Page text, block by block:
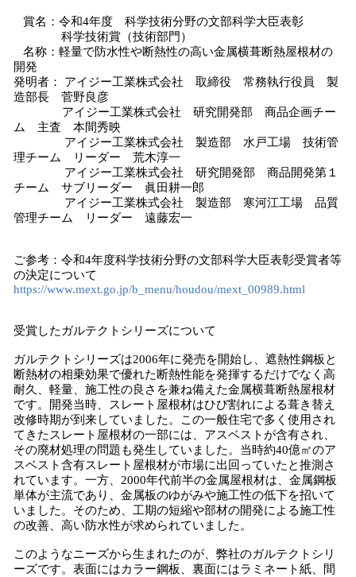
賞名：令和4年度 科学技術分野の文部科学大臣表彰
科学技術賞（技術部門）
名称：軽量で防水性や断熱性の高い金属横葺断熱屋根材の
開発
発明者： アイジー工業株式会社 取締役 常務執行役員 製
造部長 菅野良彦
アイジー工業株式会社 研究開発部 商品企画チー
ム 主査 本間秀映
アイジー工業株式会社 製造部 水戸工場 技術管
理チーム リーダー 荒木淳一
アイジー工業株式会社 研究開発部 商品開発第１
チーム サブリーダー 眞田耕一郎
アイジー工業株式会社 製造部 寒河江工場 品質
管理チーム リーダー 遠藤宏一
ご参考：令和4年度科学技術分野の文部科学大臣表彰受賞者等
の決定について
https://www.mext.go.jp/b_menu/houdou/mext_00989.html
受賞したガルテクトシリーズについて
ガルテクトシリーズは2006年に発売を開始し、遮熱性鋼板と
断熱材の相乗効果で優れた断熱性能を発揮するだけでなく高
耐久、軽量、施工性の良さを兼ね備えた金属横葺断熱屋根材
です。開発当時、スレート屋根材はひび割れによる葺き替え
改修時期が到来していました。この一般住宅で多く使用され
てきたスレート屋根材の一部には、アスベストが含有され、
その廃材処理の問題も発生していました。当時約40億㎡のア
スベスト含有スレート屋根材が市場に出回っていたと推測さ
れています。一方、2000年代前半の金属屋根材は、金属鋼板
単体が主流であり、金属板のゆがみや施工性の低下を招いて
いました。そのため、工期の短縮や部材の開発による施工性
の改善、高い防水性が求められていました。
このようなニーズから生まれたのが、弊社のガルテクトシリ
ーズです。表面にはカラー鋼板、裏面にはラミネート紙、間